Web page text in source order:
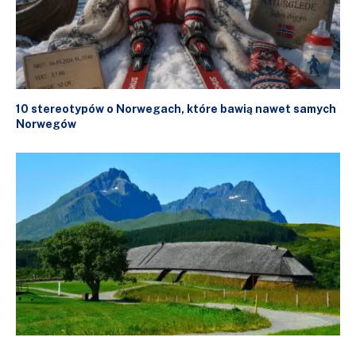
10 stereotypów o Norwegach, które bawią nawet samych
Norwegów